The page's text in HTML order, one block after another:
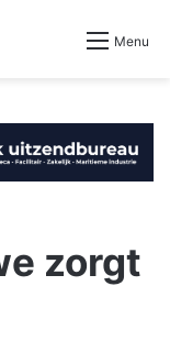
Menu
zorgt